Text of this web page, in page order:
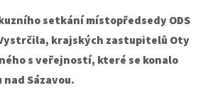
setkání místopředsedy ODS
krajských zastupitelů Oty
s veřejností, které se konalo
nad Sázavou.